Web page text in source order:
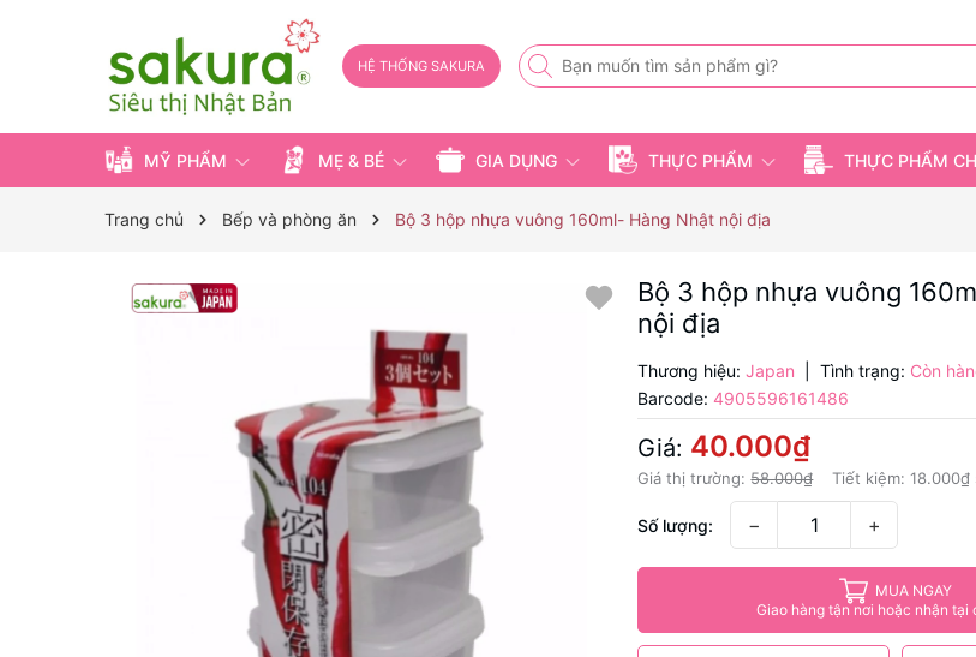
HỆ THỐNG SAKURA
MỸ PHẨM MẸ & BÉ GIA DỤNG THỰC PHẨM THỰC PHẨM
Trang chủ Bếp và phòng ăn Bộ 3 hộp nhựa vuông 160ml- Hàng Nhật nội địa
Bộ 3 hộp nhựa vuông
nội địa
Thương hiệu: Japan Tình trạng: Còn
Barcode: 4905596161486
Giá: 40.000₫
Giá thị trường:58.000₫ Tiết kiệm:18.000₫
Số lượng: − +
MUA NGAY
Giao hàng tận nơi hoặc nhận tại